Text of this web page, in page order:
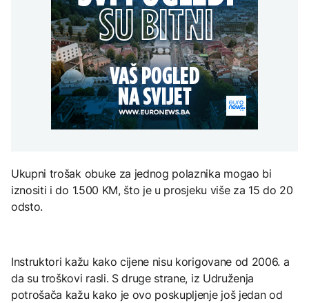
DRUŠTVO
Počela isplata penzija u
RS
Nuklearka Krško
smanjuje proizvodnju
zbog niskog vodostaja i
visokih temperatura
Save
Redovi na aerodromima i
graničnim prelazima u
EU: Koja je svrha EES
sistema ako se isključuje
čim je preopterećen?
BIZNIS
Skočile cijene nafte na
svjetskom tržištu, hoće li
se to odraziti na BiH
djece moraju platiti 942
miliona dolara
KULTURA
Rat i pijesak prijete
drevnim piramidama
Meroe u Sudanu
ZANIMLJIVOSTI
Rihanna radi na novom
Ukupni trošak obuke za jednog polaznika mogao bi
iznositi i do 1.500 KM, što je u prosjeku više za 15 do 20
odsto.
Instruktori kažu kako cijene nisu korigovane od 2006. a
da su troškovi rasli. S druge strane, iz Udruženja
potrošača kažu kako je ovo poskupljenje još jedan od